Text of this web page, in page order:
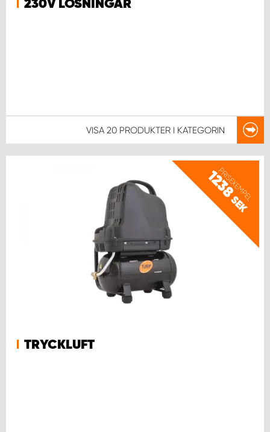
230V LÖSNINGAR
VISA 20 PRODUKTER I KATEGORIN
PRISEXEMPEL
1238
SEK
TRYCKLUFT